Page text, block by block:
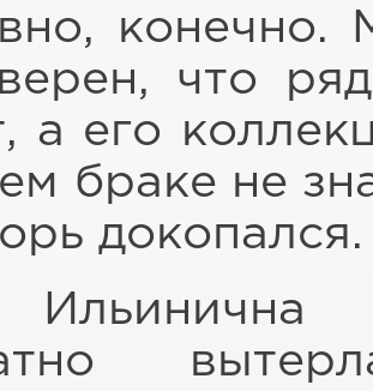
что
а его
браке не
докопался.